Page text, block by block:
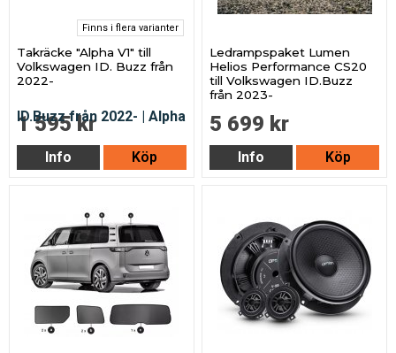
Finns i flera varianter
Takräcke "Alpha V1" till
Volkswagen ID. Buzz från
2022-
1 595 kr
Info Köp
Ledrampspaket Lumen
Helios Performance CS20
till Volkswagen ID.Buzz
från 2023-
5 699 kr
Info Köp